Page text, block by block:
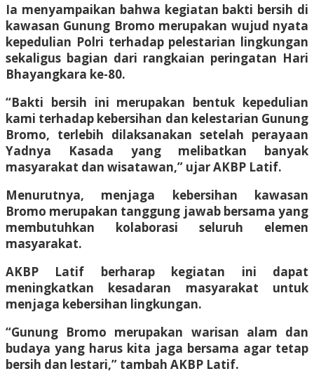
Ia menyampaikan bahwa kegiatan bakti bersih di
kawasan Gunung Bromo merupakan wujud nyata
kepedulian Polri terhadap pelestarian lingkungan
sekaligus bagian dari rangkaian peringatan Hari
Bhayangkara ke-80.
“Bakti bersih ini merupakan bentuk kepedulian
kami terhadap kebersihan dan kelestarian Gunung
Bromo, terlebih dilaksanakan setelah perayaan
Yadnya Kasada yang melibatkan banyak
masyarakat dan wisatawan,” ujar AKBP Latif.
Menurutnya, menjaga kebersihan kawasan
Bromo merupakan tanggung jawab bersama yang
membutuhkan kolaborasi seluruh elemen
masyarakat.
AKBP Latif berharap kegiatan ini dapat
meningkatkan kesadaran masyarakat untuk
menjaga kebersihan lingkungan.
“Gunung Bromo merupakan warisan alam dan
budaya yang harus kita jaga bersama agar tetap
bersih dan lestari,” tambah AKBP Latif.